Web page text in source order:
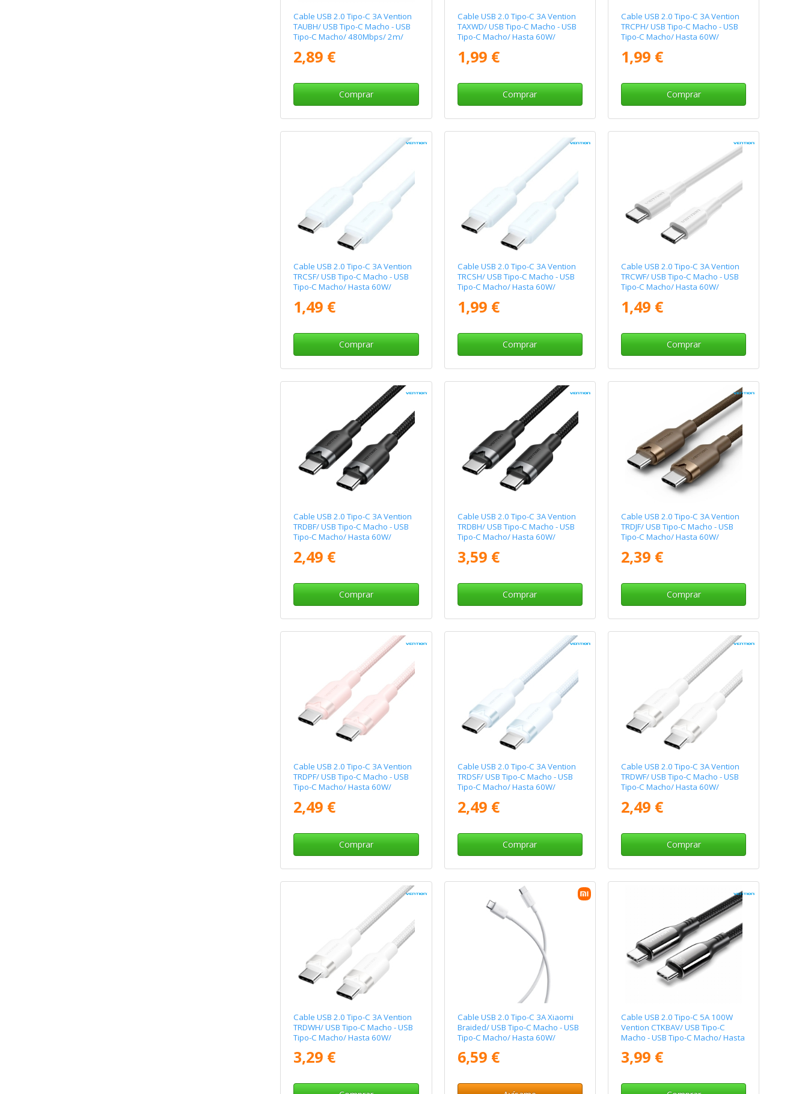
Cable USB 2.0 Tipo-C 3A Vention
TAUBH/ USB Tipo-C Macho - USB
Tipo-C Macho/ 480Mbps/ 2m/
2,89 €
Comprar
Cable USB 2.0 Tipo-C 3A Vention
TAXWD/ USB Tipo-C Macho - USB
Tipo-C Macho/ Hasta 60W/
1,99 €
Comprar
Cable USB 2.0 Tipo-C 3A Vention
TRCPH/ USB Tipo-C Macho - USB
Tipo-C Macho/ Hasta 60W/
1,99 €
Comprar
Cable USB 2.0 Tipo-C 3A Vention
TRCSF/ USB Tipo-C Macho - USB
Tipo-C Macho/ Hasta 60W/
1,49 €
Comprar
Cable USB 2.0 Tipo-C 3A Vention
TRCSH/ USB Tipo-C Macho - USB
Tipo-C Macho/ Hasta 60W/
1,99 €
Comprar
Cable USB 2.0 Tipo-C 3A Vention
TRCWF/ USB Tipo-C Macho - USB
Tipo-C Macho/ Hasta 60W/
1,49 €
Comprar
Cable USB 2.0 Tipo-C 3A Vention
TRDBF/ USB Tipo-C Macho - USB
Tipo-C Macho/ Hasta 60W/
2,49 €
Comprar
Cable USB 2.0 Tipo-C 3A Vention
TRDBH/ USB Tipo-C Macho - USB
Tipo-C Macho/ Hasta 60W/
3,59 €
Comprar
Cable USB 2.0 Tipo-C 3A Vention
TRDJF/ USB Tipo-C Macho - USB
Tipo-C Macho/ Hasta 60W/
2,39 €
Comprar
Cable USB 2.0 Tipo-C 3A Vention
TRDPF/ USB Tipo-C Macho - USB
Tipo-C Macho/ Hasta 60W/
2,49 €
Comprar
Cable USB 2.0 Tipo-C 3A Vention
TRDSF/ USB Tipo-C Macho - USB
Tipo-C Macho/ Hasta 60W/
2,49 €
Comprar
Cable USB 2.0 Tipo-C 3A Vention
TRDWF/ USB Tipo-C Macho - USB
Tipo-C Macho/ Hasta 60W/
2,49 €
Comprar
Cable USB 2.0 Tipo-C 3A Vention
TRDWH/ USB Tipo-C Macho - USB
Tipo-C Macho/ Hasta 60W/
3,29 €
Cable USB 2.0 Tipo-C 3A Xiaomi
Braided/ USB Tipo-C Macho - USB
Tipo-C Macho/ Hasta 60W/
6,59 €
Cable USB 2.0 Tipo-C 5A 100W
Vention CTKBAV/ USB Tipo-C
Macho - USB Tipo-C Macho/ Hasta
3,99 €